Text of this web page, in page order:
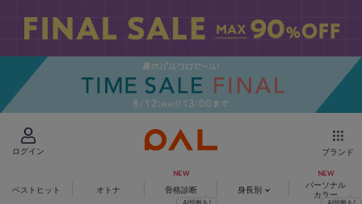
ログイン ブランド
ベストヒット オトナ 骨格診断 身長別
パーソナル
カラー